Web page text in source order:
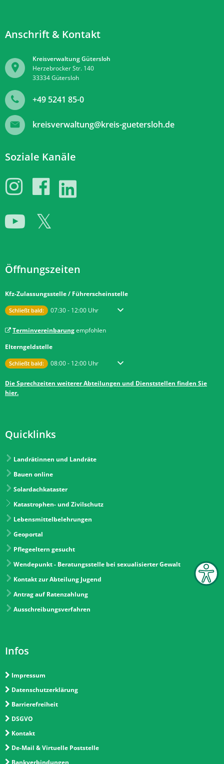
Anschrift & Kontakt
Kreisverwaltung Gütersloh
Herzebrocker Str. 140
33334Gütersloh
+49 5241 85-0
kreisverwaltung@kreis-guetersloh.de
Soziale Kanäle
Öffnungszeiten
Kfz-Zulassungsstelle / Führerscheinstelle
Klicken, um weitere Öffnungs- oder Schließzeiten auszublenden
Schließt bald: 07:30- 12:00 Uhr Von 07:30 bis 12:00 Uhr
Terminvereinbarungempfohlen
Elterngeldstelle
Klicken, um weitere Öffnungs- oder Schließzeiten auszublenden
Schließt bald: 08:00- 12:00 Uhr Von 08:00 bis 12:00 Uhr
Die Sprechzeiten weiterer Abteilungen und Dienststellen finden Sie
hier.
Quicklinks
Landrätinnen und Landräte
Bauen online
Solardachkataster
Katastrophen- und Zivilschutz
Lebensmittelbelehrungen
Geoportal
Pflegeeltern gesucht
Wendepunkt - Beratungsstelle bei sexualisierter Gewalt
Kontakt zur Abteilung Jugend
Antrag auf Ratenzahlung
Ausschreibungsverfahren
Infos
Impressum
Datenschutzerklärung
Barrierefreiheit
DSGVO
Kontakt
De-Mail & Virtuelle Poststelle
Bankverbindungen